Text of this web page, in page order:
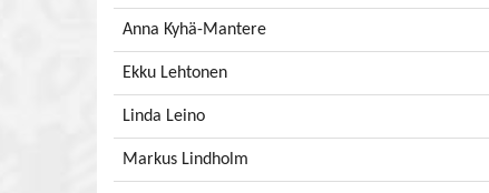
Anna Kyhä-Mantere
Ekku Lehtonen
Linda Leino
Markus Lindholm